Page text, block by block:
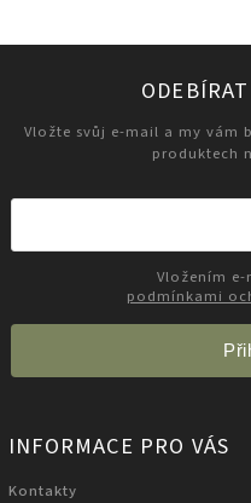
Vložte svůj e-mail a my vám
produktech
podmínkami
INFORMACE PRO VÁS
Kontakty